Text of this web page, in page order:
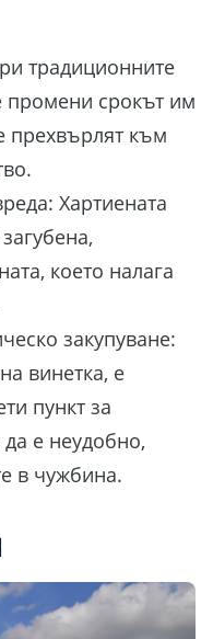
традиционните
промени срокът им
прехвърлят към
Хартиената
което налага
закупуване:
винетка, е
пункт за
е неудобно,
в чужбина.